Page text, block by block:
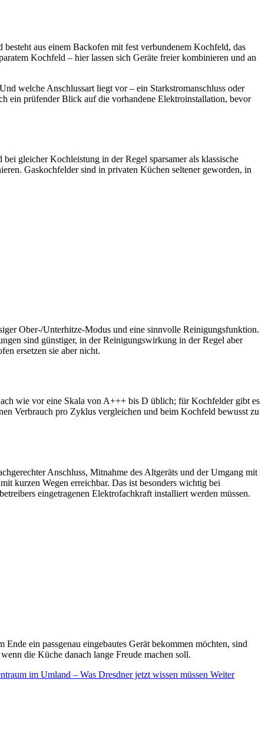
aus einem Backofen mit fest verbundenem Kochfeld, das
Kochfeld – hier lassen sich Geräte freier kombinieren und an
welche Anschlussart liegt vor – ein Starkstromanschluss oder
ein prüfender Blick auf die vorhandene Elektroinstallation, bevor
gleicher Kochleistung in der Regel sparsamer als klassische
Gaskochfelder sind in privaten Küchen seltener geworden, in
Ober-/Unterhitze-Modus und eine sinnvolle Reinigungsfunktion.
sind günstiger, in der Reinigungswirkung in der Regel aber
ersetzen sie aber nicht.
wie vor eine Skala von A+++ bis D üblich; für Kochfelder gibt es
Verbrauch pro Zyklus vergleichen und beim Kochfeld bewusst zu
Anschluss, Mitnahme des Altgeräts und der Umgang mit
kurzen Wegen erreichbar. Das ist besonders wichtig bei
eingetragenen Elektrofachkraft installiert werden müssen.
ein passgenau eingebautes Gerät bekommen möchten, sind
die Küche danach lange Freude machen soll.
im Umland – Was Dresdner jetzt wissen müssen Weiter